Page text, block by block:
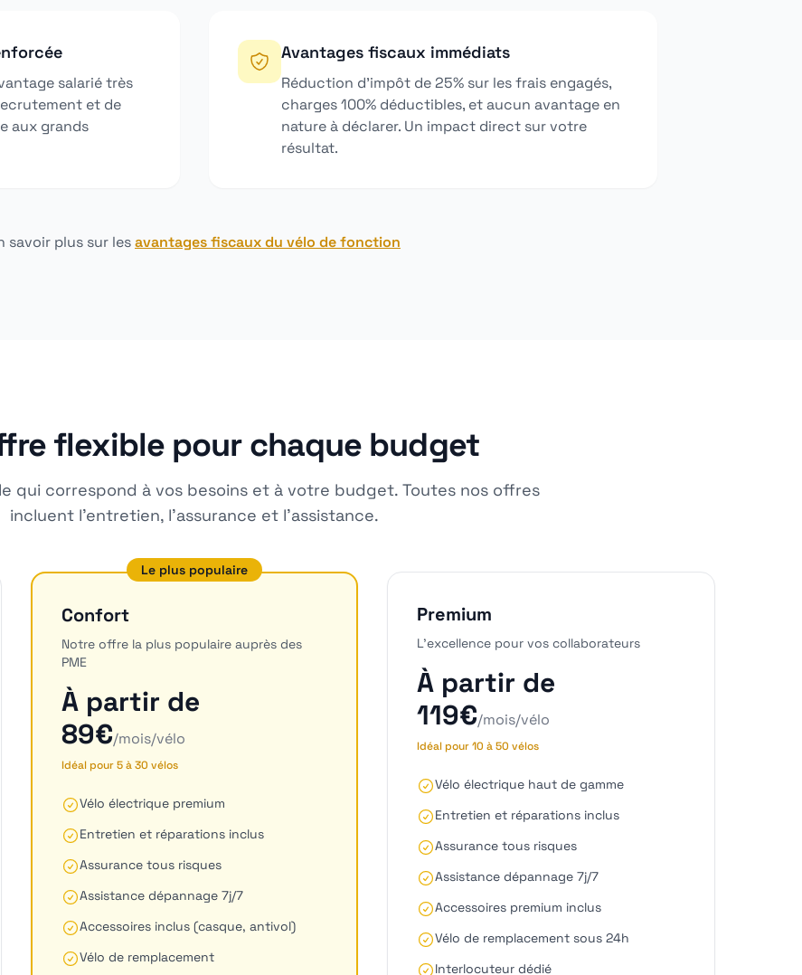
salarié très
et de
aux grands
Avantages fiscaux immédiats
Réduction d'impôt de 25% sur les frais engagés,
charges 100% déductibles, et aucun avantage en
nature à déclarer. Un impact direct sur votre
résultat.
savoir plus sur lesavantages fiscaux du vélo de fonction
flexible pour chaque budget
qui correspond à vos besoins et à votre budget. Toutes nos offres
incluent l'entretien, l'assurance et l'assistance.
Le plus populaire
Confort
Notre offre la plus populaire auprès des
PME
À partir de
89€/mois/vélo
Idéal pour 5 à 30 vélos
Vélo électrique premium
Entretien et réparations inclus
Assurance tous risques
Assistance dépannage 7j/7
Accessoires inclus (casque, antivol)
Vélo de remplacement
Premium
L'excellence pour vos collaborateurs
À partir de
119€/mois/vélo
Idéal pour 10 à 50 vélos
Vélo électrique haut de gamme
Entretien et réparations inclus
Assurance tous risques
Assistance dépannage 7j/7
Accessoires premium inclus
Vélo de remplacement sous 24h
Interlocuteur dédié